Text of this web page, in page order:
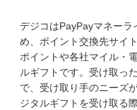
デジコはPayPayマネーラ
め、ポイント交換先サイ
ポイントや各社マイル・
ルギフトです。受け取っ
で、受け取り手のニーズ
ジタルギフトを受け取る